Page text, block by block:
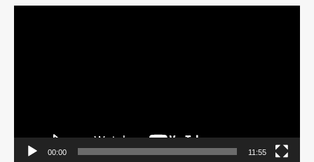
00:00 11:55